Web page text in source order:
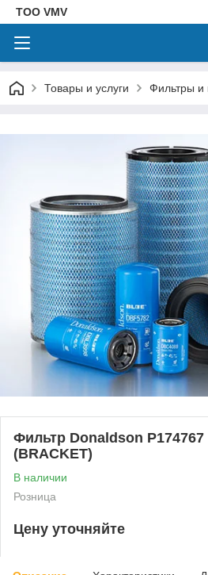
ТОО VMV
Товары и услуги Фильтры и
Фильтр Donaldson P174767
(BRACKET)
В наличии
Розница
Цену уточняйте